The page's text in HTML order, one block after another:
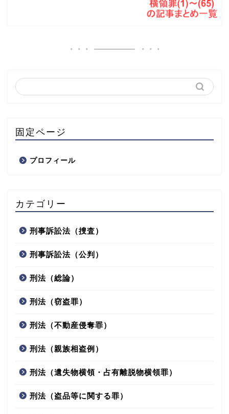
固定ページ
プロフィール
カテゴリー
刑事訴訟法（捜査）
刑事訴訟法（公判）
刑法（総論）
刑法（窃盗罪）
刑法（不動産侵奪罪）
刑法（親族相盗例）
刑法（遺失物横領・占有離脱物横領罪）
刑法（盗品等に関する罪）